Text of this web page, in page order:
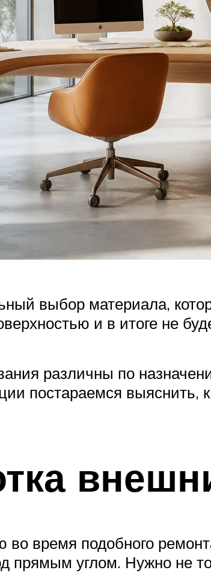
выбор материала,
и в итоге не
различны по
постараемся выяснить,
во время подобного
прямым углом. Нужно не